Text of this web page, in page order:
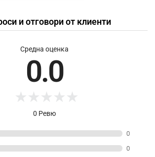
и отговори от клиенти
Средна оценка
0.0
★ ★ ★ ★ ★
0 Ревю
0
0